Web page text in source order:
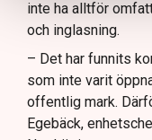
inte ha alltför
och inglasning.
– Det har funnits
som inte varit
offentlig mark.
Egebäck,